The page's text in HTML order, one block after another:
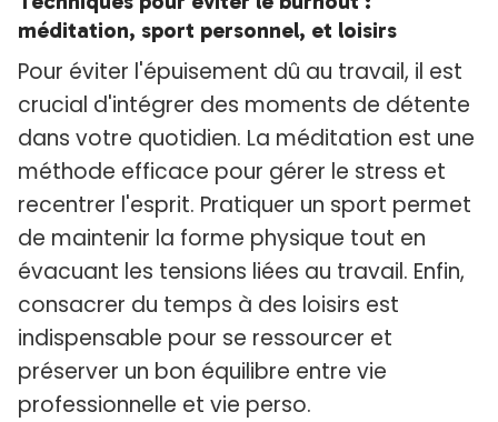
méditation, sport personnel, et loisirs
Pour éviter l'épuisement dû au travail, il est
crucial d'intégrer des moments de détente
dans votre quotidien. La méditation est une
méthode efficace pour gérer le stress et
recentrer l'esprit. Pratiquer un sport permet
de maintenir la forme physique tout en
évacuant les tensions liées au travail. Enfin,
consacrer du temps à des loisirs est
indispensable pour se ressourcer et
préserver un bon équilibre entre vie
professionnelle et vie perso.